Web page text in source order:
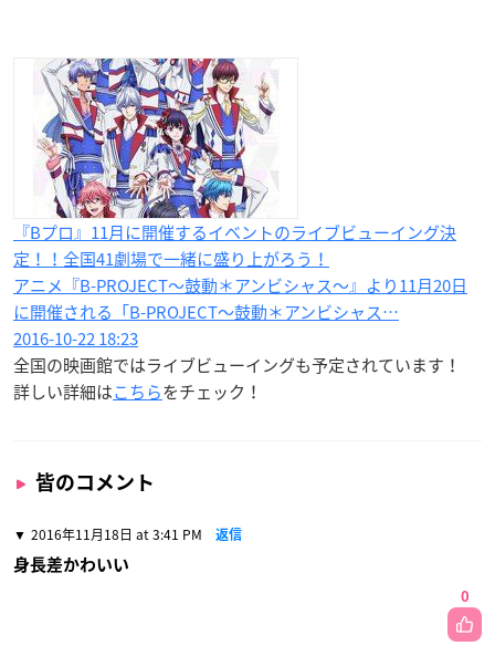
『Bプロ』11月に開催するイベントのライブビューイング決
定！！全国41劇場で一緒に盛り上がろう！
アニメ『B-PROJECT～鼓動＊アンビシャス～』より11月20日
に開催される「B-PROJECT～鼓動＊アンビシャス…
2016-10-22 18:23
全国の映画館ではライブビューイングも予定されています！
詳しい詳細はこちらをチェック！
皆のコメント
2016年11月18日 at 3:41 PM 返信
身長差かわいい
0